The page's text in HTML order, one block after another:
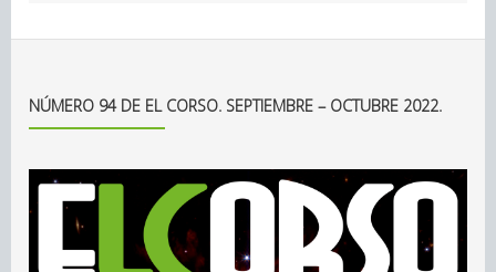
NÚMERO 94 DE EL CORSO. SEPTIEMBRE – OCTUBRE 2022.